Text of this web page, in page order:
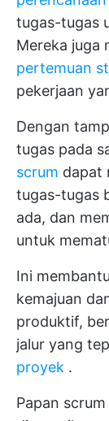
tugas-tugas
Mereka juga
pertemuan
pekerjaan
Dengan
tugas pada
scrum dapat
tugas-tugas
ada, dan
untuk
Ini
kemajuan
produktif,
jalur yang
proyek .
Papan